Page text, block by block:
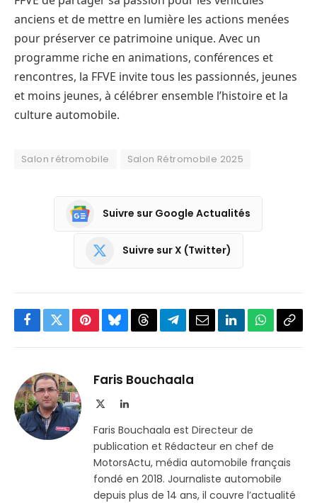
anciens et de mettre en lumière les actions menées
pour préserver ce patrimoine unique. Avec un
programme riche en animations, conférences et
rencontres, la FFVE invite tous les passionnés, jeunes
et moins jeunes, à célébrer ensemble l’histoire et la
culture automobile.
Salon rétromobile Salon Rétromobile 2025
Suivre sur Google Actualités
Suivre sur X (Twitter)
Facebook
TwitterPinterestBlueskyThreadsPartager
Telegram
EmailLinkedInWhatsApp
Faris Bouchaala
LinkedIn
Faris Bouchaala est Directeur de
publication et Rédacteur en chef de
MotorsActu, média automobile français
fondé en 2018. Journaliste automobile
depuis plus de 14 ans, il couvre l’actualité